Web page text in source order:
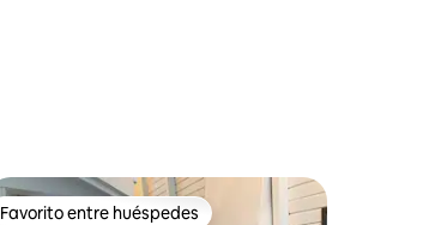
Favorito entre huéspedes